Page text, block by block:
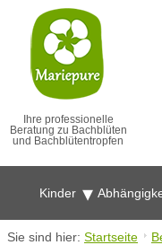
Ihre professionelle
Beratung zu Bachblüten
und Bachblütentropfen
Kinder
Sie sind hier: Startseite